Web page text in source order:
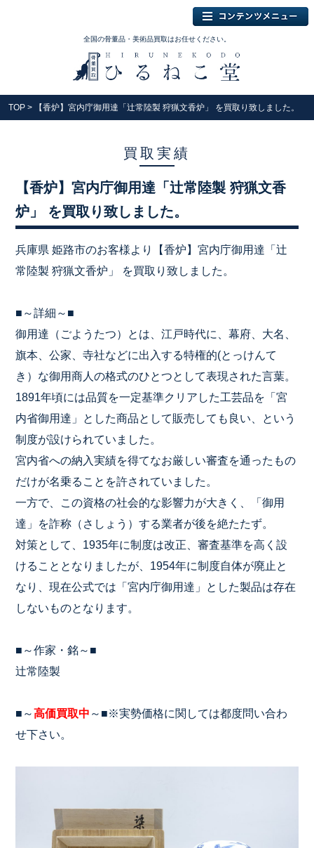
全国の骨董品・美術品買取はお任せください。
TOP > 【香炉】宮内庁御用達「辻常陸製 狩猟文香炉」 を買取り致しました。
買取実績
【香炉】宮内庁御用達「辻常陸製 狩猟文香
炉」 を買取り致しました。
兵庫県 姫路市のお客様より【香炉】宮内庁御用達「辻
常陸製 狩猟文香炉」 を買取り致しました。
■～詳細～■
御用達（ごようたつ）とは、江戸時代に、幕府、大名、
旗本、公家、寺社などに出入する特権的(とっけんて
き）な御用商人の格式のひとつとして表現された言葉。
1891年頃には品質を一定基準クリアした工芸品を「宮
内省御用達」とした商品として販売しても良い、という
制度が設けられていました。
宮内省への納入実績を得てなお厳しい審査を通ったもの
だけが名乗ることを許されていました。
一方で、この資格の社会的な影響力が大きく、「御用
達」を詐称（さしょう）する業者が後を絶たたず。
対策として、1935年に制度は改正、審査基準を高く設
けることとなりましたが、1954年に制度自体が廃止と
なり、現在公式では「宮内庁御用達」とした製品は存在
しないものとなります。
■～作家・銘～■
辻常陸製
■～ 高価買取中 ～■※実勢価格に関しては都度問い合わ
せ下さい。